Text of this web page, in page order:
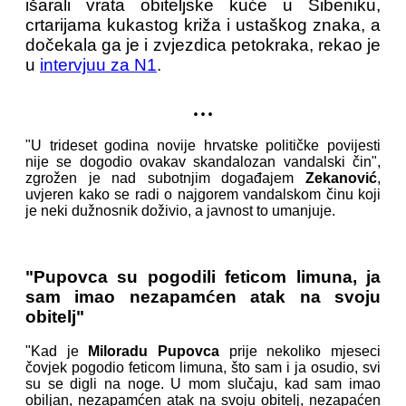
išarali vrata obiteljske kuće u Šibeniku,
crtarijama kukastog križa i ustaškog znaka, a
dočekala ga je i zvjezdica petokraka, rekao je
u intervjuu za N1.
...
"U trideset godina novije hrvatske političke povijesti
nije se dogodio ovakav skandalozan vandalski čin",
zgrožen je nad subotnjim događajem Zekanović,
uvjeren kako se radi o najgorem vandalskom činu koji
je neki dužnosnik doživio, a javnost to umanjuje.
"Pupovca su pogodili feticom limuna, ja
sam imao nezapamćen atak na svoju
obitelj"
"Kad je Miloradu Pupovca prije nekoliko mjeseci
čovjek pogodio feticom limuna, što sam i ja osudio, svi
su se digli na noge. U mom slučaju, kad sam imao
obiljan, nezapamćen atak na svoju obitelj, nezapaćen